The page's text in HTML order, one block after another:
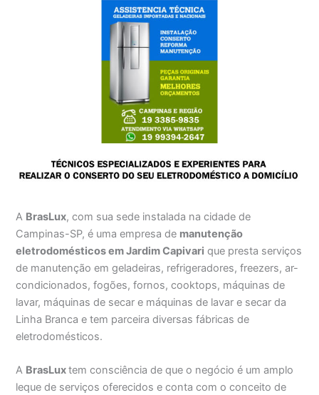
A BrasLux, com sua sede instalada na cidade de
Campinas-SP, é uma empresa de manutenção
eletrodomésticos em Jardim Capivari que presta serviços
de manutenção em geladeiras, refrigeradores, freezers, ar-
condicionados, fogões, fornos, cooktops, máquinas de
lavar, máquinas de secar e máquinas de lavar e secar da
Linha Branca e tem parceira diversas fábricas de
eletrodomésticos.
A BrasLuxtem consciência de que o negócio é um amplo
leque de serviços oferecidos e conta com o conceito de